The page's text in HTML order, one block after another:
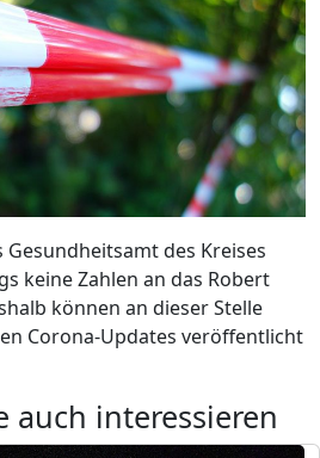
Gesundheitsamt des Kreises
keine Zahlen an das Robert
können an dieser Stelle
Corona-Updates veröffentlicht
auch interessieren